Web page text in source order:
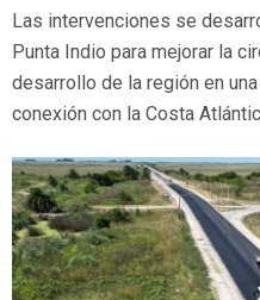
Las intervenciones se
Punta Indio para mejorar la
desarrollo de la región en
conexión con la Costa